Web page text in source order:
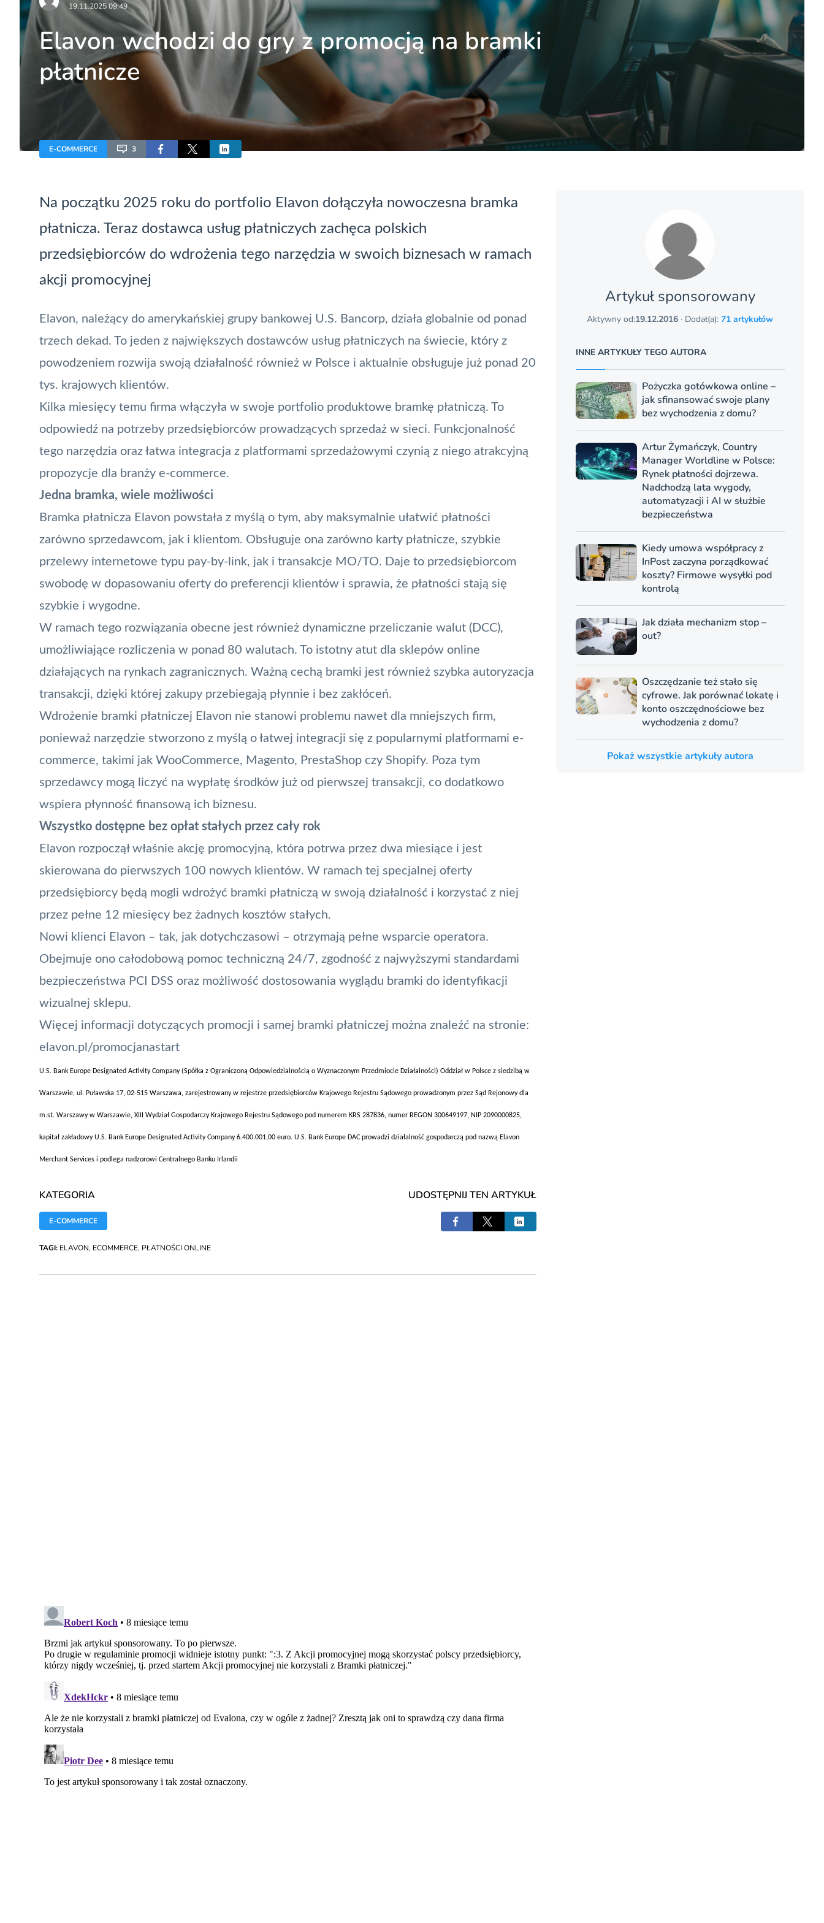
19.11.2025 09:49
Elavon wchodzi do gry z promocją na bramki
płatnicze
E-COMMERCE 3
Na początku 2025 roku do portfolio Elavon dołączyła nowoczesna bramka
płatnicza. Teraz dostawca usług płatniczych zachęca polskich
przedsiębiorców do wdrożenia tego narzędzia w swoich biznesach w ramach
akcji promocyjnej
Elavon, należący do amerykańskiej grupy bankowej U.S. Bancorp, działa globalnie od ponad
trzech dekad. To jeden z największych dostawców usług płatniczych na świecie, który z
powodzeniem rozwija swoją działalność również w Polsce i aktualnie obsługuje już ponad 20
tys. krajowych klientów.
Kilka miesięcy temu firma włączyła w swoje portfolio produktowe bramkę płatniczą. To
odpowiedź na potrzeby przedsiębiorców prowadzących sprzedaż w sieci. Funkcjonalność
tego narzędzia oraz łatwa integracja z platformami sprzedażowymi czynią z niego atrakcyjną
propozycje dla branży e-commerce.
Jedna bramka, wiele możliwości
Bramka płatnicza Elavon powstała z myślą o tym, aby maksymalnie ułatwić płatności
zarówno sprzedawcom, jak i klientom. Obsługuje ona zarówno karty płatnicze, szybkie
przelewy internetowe typu pay-by-link, jak i transakcje MO/TO. Daje to przedsiębiorcom
swobodę w dopasowaniu oferty do preferencji klientów i sprawia, że płatności stają się
szybkie i wygodne.
W ramach tego rozwiązania obecne jest również dynamiczne przeliczanie walut (DCC),
umożliwiające rozliczenia w ponad 80 walutach. To istotny atut dla sklepów online
działających na rynkach zagranicznych. Ważną cechą bramki jest również szybka autoryzacja
transakcji, dzięki której zakupy przebiegają płynnie i bez zakłóceń.
Wdrożenie bramki płatniczej Elavon nie stanowi problemu nawet dla mniejszych firm,
ponieważ narzędzie stworzono z myślą o łatwej integracji się z popularnymi platformami e-
commerce, takimi jak WooCommerce, Magento, PrestaShop czy Shopify. Poza tym
sprzedawcy mogą liczyć na wypłatę środków już od pierwszej transakcji, co dodatkowo
wspiera płynność finansową ich biznesu.
Wszystko dostępne bez opłat stałych przez cały rok
Elavon rozpoczął właśnie akcję promocyjną, która potrwa przez dwa miesiące i jest
skierowana do pierwszych 100 nowych klientów. W ramach tej specjalnej oferty
przedsiębiorcy będą mogli wdrożyć bramki płatniczą w swoją działalność i korzystać z niej
przez pełne 12 miesięcy bez żadnych kosztów stałych.
Nowi klienci Elavon – tak, jak dotychczasowi – otrzymają pełne wsparcie operatora.
Obejmuje ono całodobową pomoc techniczną 24/7, zgodność z najwyższymi standardami
bezpieczeństwa PCI DSS oraz możliwość dostosowania wyglądu bramki do identyfikacji
wizualnej sklepu.
Więcej informacji dotyczących promocji i samej bramki płatniczej można znaleźć na stronie:
elavon.pl/promocjanastart
U.S. Bank Europe Designated Activity Company (Spółka z Ograniczoną Odpowiedzialnością o Wyznaczonym Przedmiocie Działalności) Oddział w Polsce z siedzibą w
Warszawie, ul. Puławska 17, 02-515 Warszawa, zarejestrowany w rejestrze przedsiębiorców Krajowego Rejestru Sądowego prowadzonym przez Sąd Rejonowy dla
m.st. Warszawy w Warszawie, XIII Wydział Gospodarczy Krajowego Rejestru Sądowego pod numerem KRS 287836, numer REGON 300649197, NIP 2090000825,
kapitał zakładowy U.S. Bank Europe Designated Activity Company 6.400.001,00 euro. U.S. Bank Europe DAC prowadzi działalność gospodarczą pod nazwą Elavon
Merchant Services i podlega nadzorowi Centralnego Banku Irlandii
KATEGORIA
E-COMMERCE
UDOSTĘPNIJ TEN ARTYKUŁ
TAGI: ELAVON, ECOMMERCE, PŁATNOŚCI ONLINE
Artykuł sponsorowany
Aktywny od:19.12.2016 · Dodał(a):71 artykułów
INNE ARTYKUŁY TEGO AUTORA
Pożyczka gotówkowa online –
jak sfinansować swoje plany
bez wychodzenia z domu?
Artur Żymańczyk, Country
Manager Worldline w Polsce:
Rynek płatności dojrzewa.
Nadchodzą lata wygody,
automatyzacji i AI w służbie
bezpieczeństwa
Kiedy umowa współpracy z
InPost zaczyna porządkować
koszty? Firmowe wysyłki pod
kontrolą
Jak działa mechanizm stop –
out?
Oszczędzanie też stało się
cyfrowe. Jak porównać lokatę i
konto oszczędnościowe bez
wychodzenia z domu?
Pokaż wszystkie artykuły autora